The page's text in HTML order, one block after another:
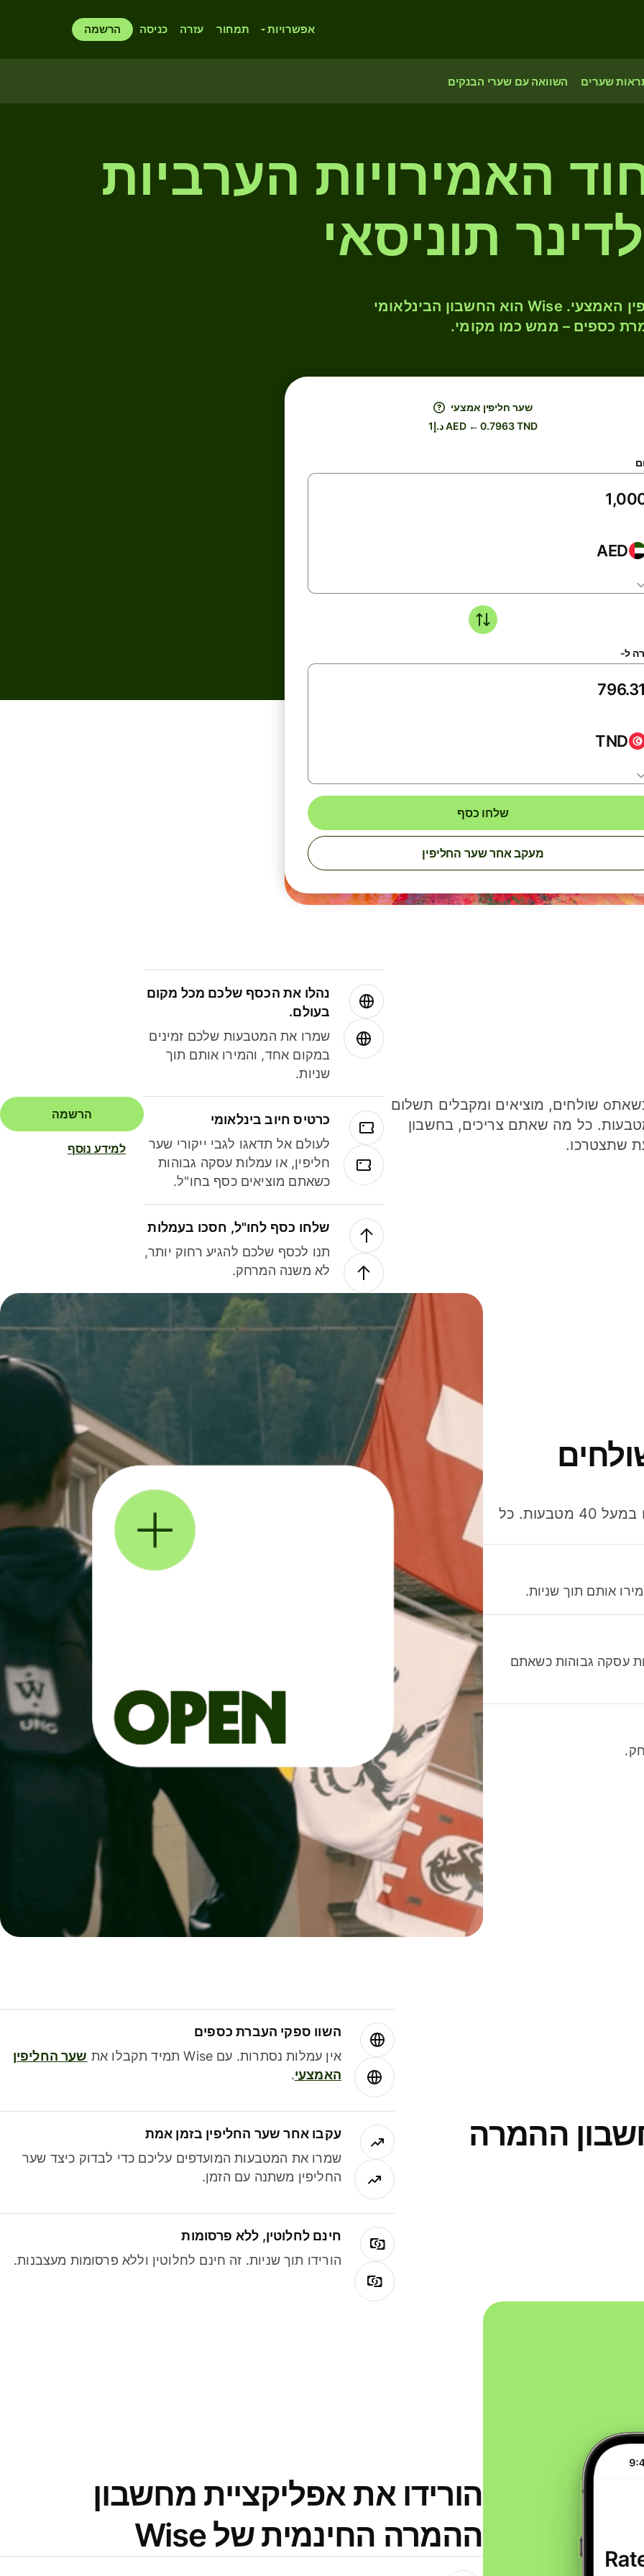
אפשרויות תמחור עזרה כניסה הרשמה
שערים השוואה עם שערי הבנקים
האמירויות הערביות
לדינר תוניסאי
המירו AED ל- TND לפי שער החליפין האמצעי. Wise הוא החשבון הבינלאומי
כספים – ממש כמו מקומי.
שער חליפין אמצעי
د.إ1 AED ← 0.7963 TND
AED
ל-
TND
שלחו כסף
מעקב אחר שער החליפין
חסכו כסף כשאתo שולחים, מוציאים ומקבלים תשלום
40 מטבעות. כל מה שאתם צריכים, בחשבון
שתצטרכו.
נהלו את הכסף שלכם מכל מקום
בעולם.
שמרו את המטבעות שלכם זמינים
במקום אחד, והמירו אותם תוך
שניות.
כרטיס חיוב בינלאומי
לעולם אל תדאגו לגבי ייקורי שער
חליפין, או עמלות עסקה גבוהות
כשאתם מוציאים כסף בחו"ל.
שלחו כסף לחו"ל, חסכו בעמלות
תנו לכסף שלכם להגיע רחוק יותר,
לא משנה המרחק.
הרשמה
למידע נוסף
חסכו כסף כשאתo שולחים, מוציאים ומקבלים תשלום במעל 40 מטבעות. כל
אותם תוך שניות.
עסקה גבוהות כשאתם
ההמרה
השוו ספקי העברת כספים
אין עמלות נסתרות. עם Wise תמיד תקבלו את
שער החליפין
האמצעי.
עקבו אחר שער החליפין בזמן אמת
שמרו את המטבעות המועדפים עליכם כדי לבדוק כיצד שער
החליפין משתנה עם הזמן.
חינם לחלוטין, ללא פרסומות
הורידו תוך שניות. זה חינם לחלוטין וללא פרסומות מעצבנות.
הורידו את אפליקציית מחשבון
ההמרה החינמית של Wise